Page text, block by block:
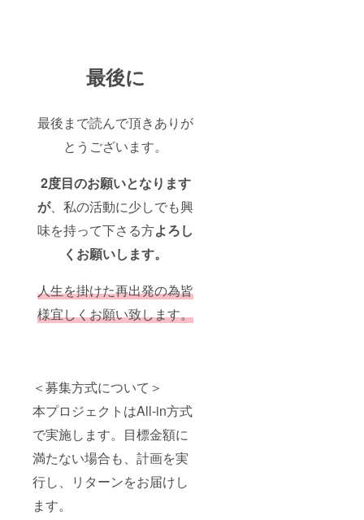
最後に
最後まで読んで頂きありが
とうございます。
2度目のお願いとなります
が、私の活動に少しでも興
味を持って下さる方よろし
くお願いします。
人生を掛けた再出発の為皆
様宜しくお願い致します。
＜募集方式について＞
本プロジェクトはAll-in方式
で実施します。目標金額に
満たない場合も、計画を実
行し、リターンをお届けし
ます。